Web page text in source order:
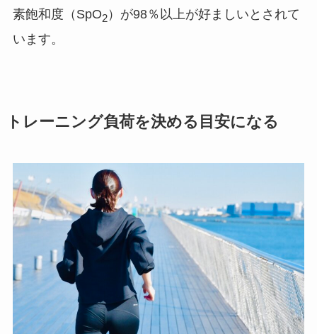
素飽和度（SpO2）が98％以上が好ましいとされて
います。
トレーニング負荷を決める目安になる